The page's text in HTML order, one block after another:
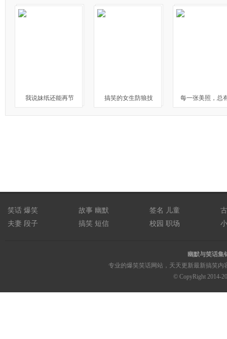
我说妹纸还能再节 搞笑的女生防狼技 每一张美照，总
笑话 爆笑
夫妻 段子
故事 幽默
搞笑 短信
签名 儿童
校园 职场
幽默与笑话集
专业的爆笑笑话网站，天天更新最新搞笑内
© CopyRight 2014-